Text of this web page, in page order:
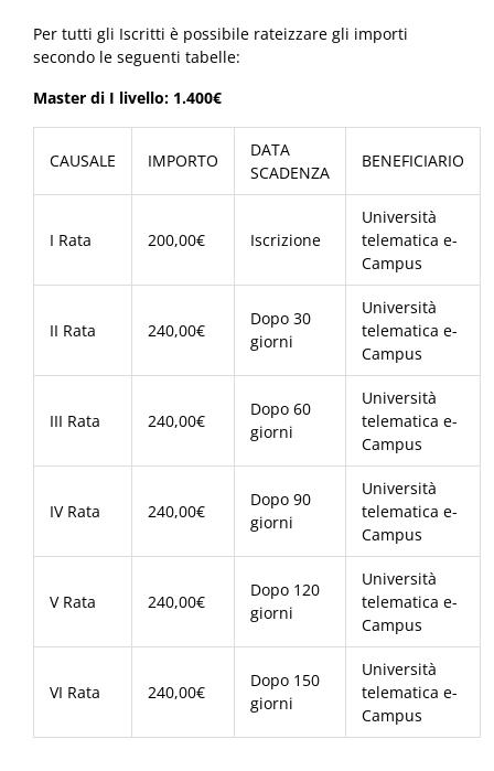
Per tutti gli Iscritti è possibile rateizzare gli importi
secondo le seguenti tabelle:
Master di I livello: 1.400€
CAUSALE IMPORTO
DATA
SCADENZA
BENEFICIARIO
I Rata 200,00€ Iscrizione
Università
telematica e-
Campus
II Rata 240,00€
Dopo 30
giorni
Università
telematica e-
Campus
III Rata 240,00€
Dopo 60
giorni
Università
telematica e-
Campus
IV Rata 240,00€
Dopo 90
giorni
Università
telematica e-
Campus
V Rata 240,00€
Dopo 120
giorni
Università
telematica e-
Campus
VI Rata 240,00€
Dopo 150
giorni
Università
telematica e-
Campus